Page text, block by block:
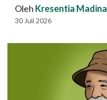
Oleh Kresentia Madina
30 Juli 2026